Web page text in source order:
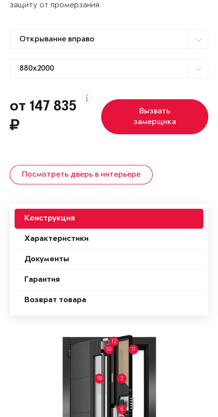
защиту от промерзания.
от 147 835
Вызвать
замерщика
Посмотреть дверь в интерьере
Конструкция
Характеристики
Документы
Гарантия
Возврат товара
2
6
10 11
12
18